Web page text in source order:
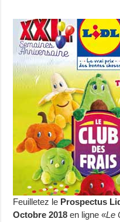
Feuilletez le Prospectus
Octobre 2018 en ligne «Le